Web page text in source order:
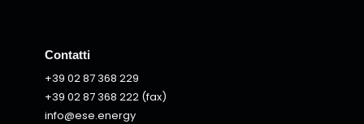
Contatti
+39 02 87 368 229
+39 02 87 368 222 (fax)
info@ese.energy